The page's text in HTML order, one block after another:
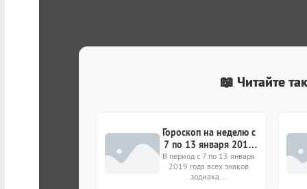
📖 Читайте
Гороскоп на неделю с
7 по 13 января 2019
года для всех знаков
зодиака
В период с 7 по 13 января
2019 года всех знаков
зодиака...